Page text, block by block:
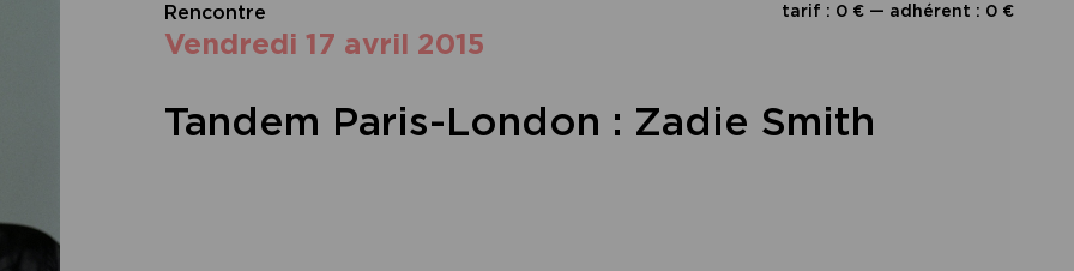
tarif : 0 € — adhérent : 0 €
Rencontre
vendredi 17 avril 2015
Tandem Paris-London : Zadie Smith